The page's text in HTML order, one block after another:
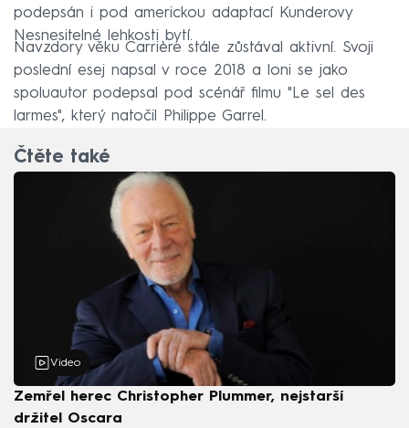
podepsán i pod americkou adaptací Kunderovy
Nesnesitelné lehkosti bytí.
Navzdory věku Carrière stále zůstával aktivní. Svoji
poslední esej napsal v roce 2018 a loni se jako
spoluautor podepsal pod scénář filmu "Le sel des
larmes", který natočil Philippe Garrel.
Čtěte také
Video
Zemřel herec Christopher Plummer, nejstarší
držitel Oscara